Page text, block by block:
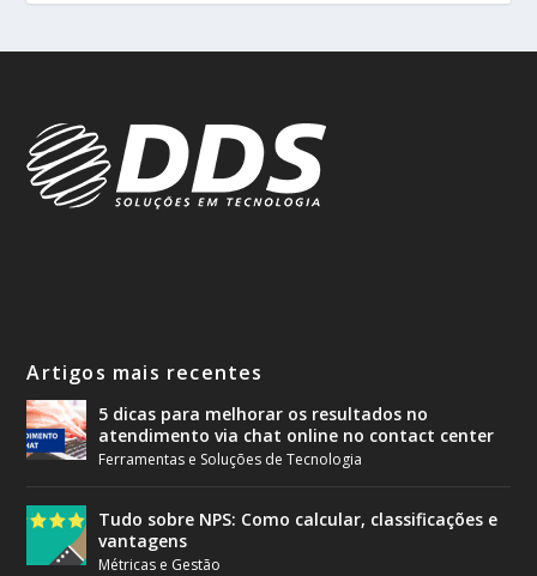
Artigos mais recentes
5 dicas para melhorar os resultados no
atendimento via chat online no contact center
Ferramentas e Soluções de Tecnologia
Tudo sobre NPS: Como calcular, classificações e
vantagens
Métricas e Gestão